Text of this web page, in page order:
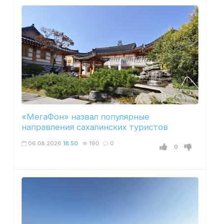
«МегаФон» назвал популярные
направления сахалинских туристов
0
06.08.2026 18:50 190 0